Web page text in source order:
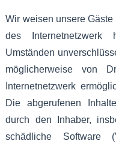
Wir weisen unsere
des Internetnetzwerk
Umständen
möglicherweise von
Internetnetzwerk
Die abgerufenen
durch den Inhaber,
schädliche Software